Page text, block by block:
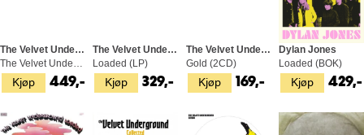
Kjøp
The Velvet Underground
449,- Kjøp
The Velvet Underground
Loaded (LP)
329,- Kjøp
The Velvet Underground
Gold (2CD)
169,- Kjøp
Dylan Jones
Loaded (BOK)
429,-